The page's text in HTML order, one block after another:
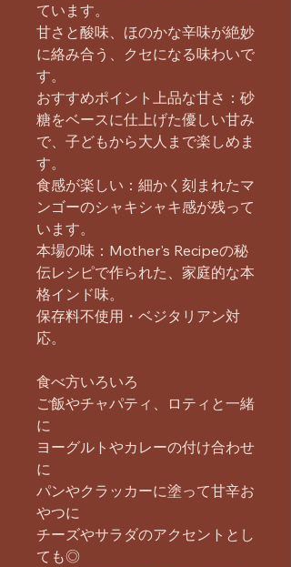
ています。
甘さと酸味、ほのかな辛味が絶妙
に絡み合う、クセになる味わいで
す。
おすすめポイント上品な甘さ：砂
糖をベースに仕上げた優しい甘み
で、子どもから大人まで楽しめま
す。
食感が楽しい：細かく刻まれたマ
ンゴーのシャキシャキ感が残って
います。
本場の味：Mother's Recipeの秘
伝レシピで作られた、家庭的な本
格インド味。
保存料不使用・ベジタリアン対
応。
食べ方いろいろ
ご飯やチャパティ、ロティと一緒
に
ヨーグルトやカレーの付け合わせ
に
パンやクラッカーに塗って甘辛お
やつに
チーズやサラダのアクセントとし
ても◎